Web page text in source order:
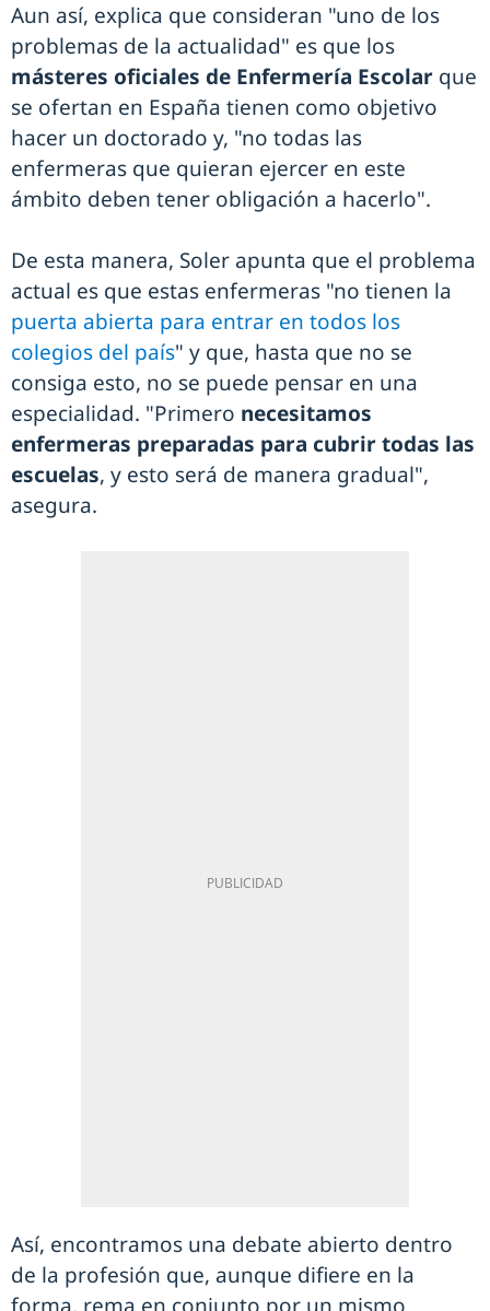
Aun así, explica que consideran "uno de los
problemas de la actualidad" es que los
másteres oficiales de Enfermería Escolar que
se ofertan en España tienen como objetivo
hacer un doctorado y, "no todas las
enfermeras que quieran ejercer en este
ámbito deben tener obligación a hacerlo".
De esta manera, Soler apunta que el problema
actual es que estas enfermeras "no tienen la
puerta abierta para entrar en todos los
colegios del país" y que, hasta que no se
consiga esto, no se puede pensar en una
especialidad. "Primero necesitamos
enfermeras preparadas para cubrir todas las
escuelas, y esto será de manera gradual",
asegura.
Así, encontramos una debate abierto dentro
de la profesión que, aunque difiere en la